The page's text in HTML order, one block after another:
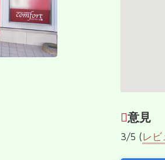
意見
3/5 (レビ